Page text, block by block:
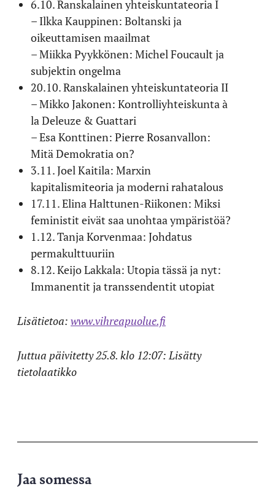
6.10. Ranskalainen yhteiskuntateoria I
– Ilkka Kauppinen: Boltanski ja
oikeuttamisen maailmat
– Miikka Pyykkönen: Michel Foucault ja
subjektin ongelma
20.10. Ranskalainen yhteiskuntateoria II
– Mikko Jakonen: Kontrolliyhteiskunta à
la Deleuze & Guattari
– Esa Konttinen: Pierre Rosanvallon:
Mitä Demokratia on?
3.11. Joel Kaitila: Marxin
kapitalismiteoria ja moderni rahatalous
17.11. Elina Halttunen-Riikonen: Miksi
feministit eivät saa unohtaa ympäristöä?
1.12. Tanja Korvenmaa: Johdatus
permakulttuuriin
8.12. Keijo Lakkala: Utopia tässä ja nyt:
Immanentit ja transsendentit utopiat
Lisätietoa: www.vihreapuolue.fi
Juttua päivitetty 25.8. klo 12:07: Lisätty
tietolaatikko
Jaa somessa